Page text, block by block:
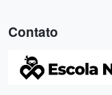
Contato